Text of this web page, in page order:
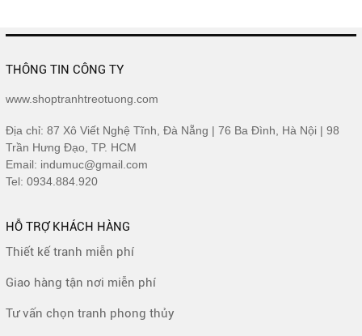
THÔNG TIN CÔNG TY
www.shoptranhtreotuong.com
Địa chỉ: 87 Xô Viết Nghệ Tĩnh, Đà Nẵng | 76 Ba Đình, Hà Nội | 98
Trần Hưng Đạo, TP. HCM
Email: indumuc@gmail.com
Tel: 0934.884.920
HỖ TRỢ KHÁCH HÀNG
Thiết kế tranh miễn phí
Giao hàng tận nơi miễn phí
Tư vấn chọn tranh phong thủy